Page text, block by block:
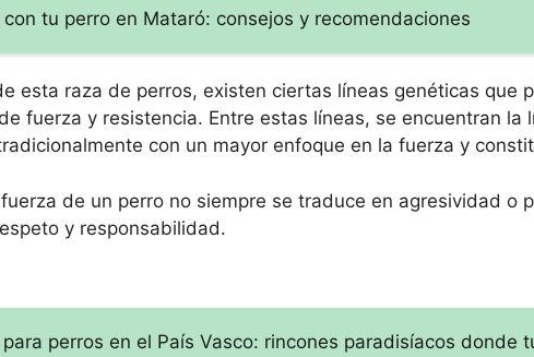
tu perro en Mataró: consejos y recomendaciones
esta raza de perros, existen ciertas líneas genéticas que
fuerza y resistencia. Entre estas líneas, se encuentran la
con un mayor enfoque en la fuerza y
de un perro no siempre se traduce en agresividad o
y responsabilidad.
perros en el País Vasco: rincones paradisíacos donde